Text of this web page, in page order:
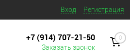
Вход Регистрация
+7 (914) 707‒21‒50
Заказать звонок
0